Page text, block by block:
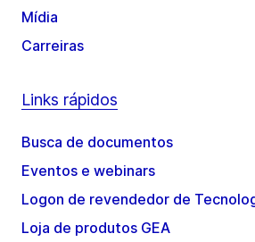
Mídia
Carreiras
Links rápidos
Busca de documentos
Eventos e webinars
Logon de revendedor de
Loja de produtos GEA